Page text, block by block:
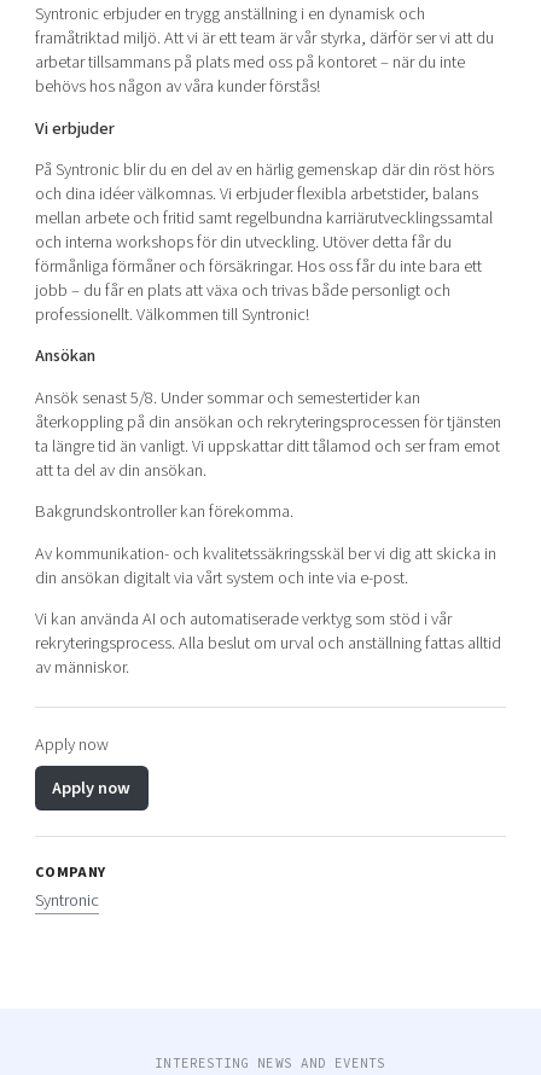
Syntronic erbjuder en trygg anställning i en dynamisk och
framåtriktad miljö. Att vi är ett team är vår styrka, därför ser vi att du
arbetar tillsammans på plats med oss på kontoret – när du inte
behövs hos någon av våra kunder förstås!
Vi erbjuder
På Syntronic blir du en del av en härlig gemenskap där din röst hörs
och dina idéer välkomnas. Vi erbjuder flexibla arbetstider, balans
mellan arbete och fritid samt regelbundna karriärutvecklingssamtal
och interna workshops för din utveckling. Utöver detta får du
förmånliga förmåner och försäkringar. Hos oss får du inte bara ett
jobb – du får en plats att växa och trivas både personligt och
professionellt. Välkommen till Syntronic!
Ansökan
Ansök senast 5/8. Under sommar och semestertider kan
återkoppling på din ansökan och rekryteringsprocessen för tjänsten
ta längre tid än vanligt. Vi uppskattar ditt tålamod och ser fram emot
att ta del av din ansökan.
Bakgrundskontroller kan förekomma.
Av kommunikation- och kvalitetssäkringsskäl ber vi dig att skicka in
din ansökan digitalt via vårt system och inte via e-post.
Vi kan använda AI och automatiserade verktyg som stöd i vår
rekryteringsprocess. Alla beslut om urval och anställning fattas alltid
av människor.
Apply now
Apply now
COMPANY
Syntronic
INTERESTING NEWS AND EVENTS